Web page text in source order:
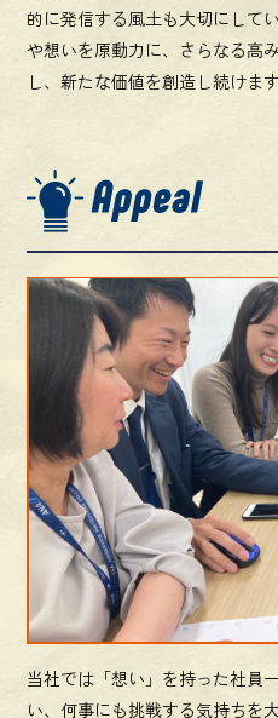
的に発信する風土も大切にして
や想いを原動力に、さらなる高
し、新たな価値を創造し続けます
当社では「想い」を持った社員
い、何事にも挑戦する気持ちを